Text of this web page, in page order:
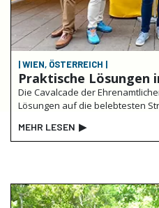
| WIEN, ÖSTERREICH |
Praktische Lösungen
Die Cavalcade der
Lösungen auf die belebtesten
MEHR LESEN ▶